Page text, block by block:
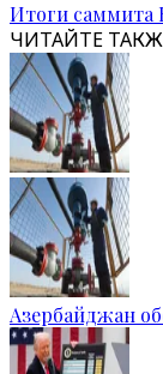
Итоги саммита
ЧИТАЙТЕ
Азербайджан